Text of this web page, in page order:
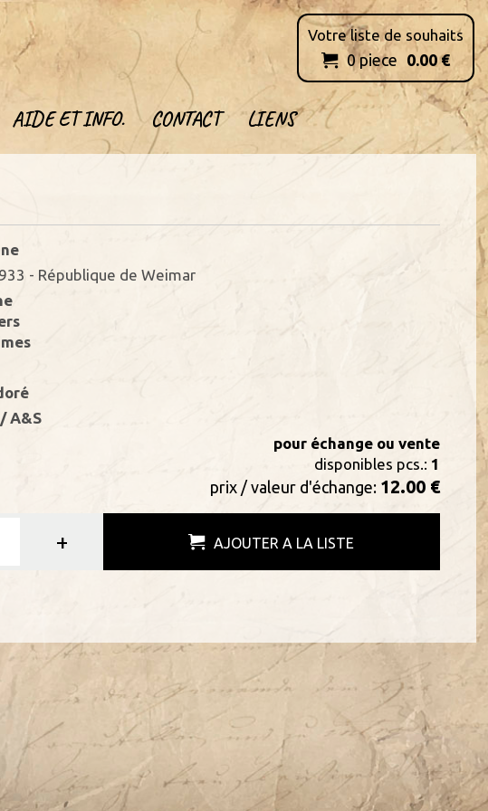
AIDE ET INFO. CONTACT LIENS
Votre liste de souhaits
 0piece 0.00€
- République de Weimar
A&S
pour échange ou vente
disponibles pcs.: 1
prix / valeur d'échange: 12.00 €
+ AJOUTER A LA LISTE